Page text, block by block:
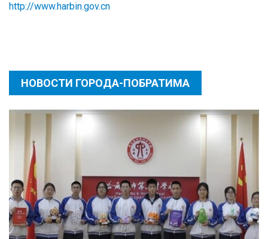
http://www.harbin.gov.cn
НОВОСТИ ГОРОДА-ПОБРАТИМА